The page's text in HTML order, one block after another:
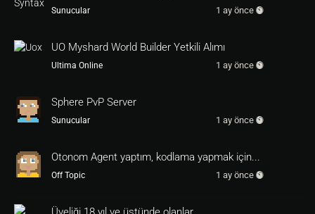
Sunucular 1 ay önce
UO Myshard World Builder Yetkili Alımı
Ultima Online 1 ay önce
Sphere PvP Server
Sunucular 1 ay önce
Otonom Agent yaptım, kodlama yapmak için...
Off Topic 1 ay önce